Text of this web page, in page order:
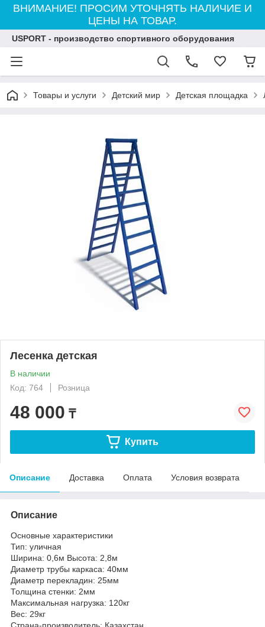
ВНИМАНИЕ! ПРОСИМ УТОЧНЯТЬ НАЛИЧИЕ И
ЦЕНЫ НА ТОВАР.
USPORT - производство спортивного оборудования
Товары и услуги Детский мир Детская площадка
Лесенка детская
В наличии
Код: 764
Розница
48 000 ₸
Купить
Описание Доставка Оплата Условия возврата
Описание
Основные характеристики
Тип: уличная
Ширина: 0,6м Высота: 2,8м
Диаметр трубы каркаса: 40мм
Диаметр перекладин: 25мм
Толщина стенки: 2мм
Максимальная нагрузка: 120кг
Вес: 29кг
Страна-производитель: Казахстан